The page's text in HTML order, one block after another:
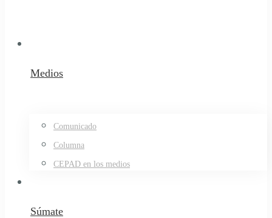
Medios
Comunicado
Columna
CEPAD en los medios
Súmate